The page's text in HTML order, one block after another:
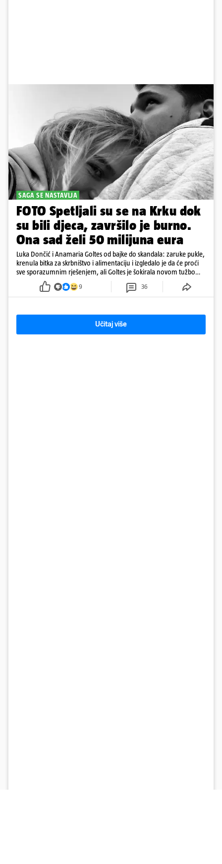
SAGA SE NASTAVLJA
FOTO Spetljali su se na Krku dok
su bili djeca, završilo je burno.
Ona sad želi 50 milijuna eura
Luka Dončić i Anamaria Goltes od bajke do skandala: zaruke pukle,
krenula bitka za skrbništvo i alimentaciju i izgledalo je da će proći
sve sporazumnim rješenjem, ali Goltes je šokirala novom tužbom
u Sloveniji
9 36
Učitaj više